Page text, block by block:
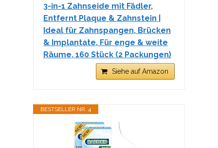
3-in-1 Zahnseide mit Fädler,
Entfernt Plaque & Zahnstein |
Ideal für Zahnspangen, Brücken
& Implantate, Für enge & weite
Räume, 160 Stück (2 Packungen)
Siehe auf Amazon
BESTSELLER NR. 4